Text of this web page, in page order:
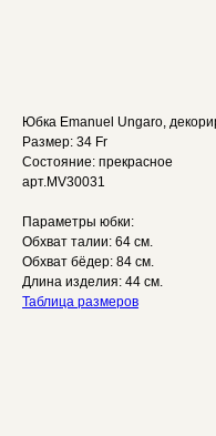
Юбка Emanuel Ungaro,
Размер: 34 Fr
Состояние: прекрасное
арт.MV30031
Параметры юбки:
Обхват талии: 64 см.
Обхват бёдер: 84 см.
Длина изделия: 44 см.
Таблица размеров